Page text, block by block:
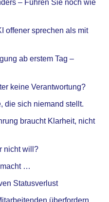
– Führen Sie noch wie
offener sprechen als mit
ab erstem Tag –
keine Verantwortung?
die sich niemand stellt.
braucht Klarheit, nicht
nicht will?
…
Statusverlust
überfordern